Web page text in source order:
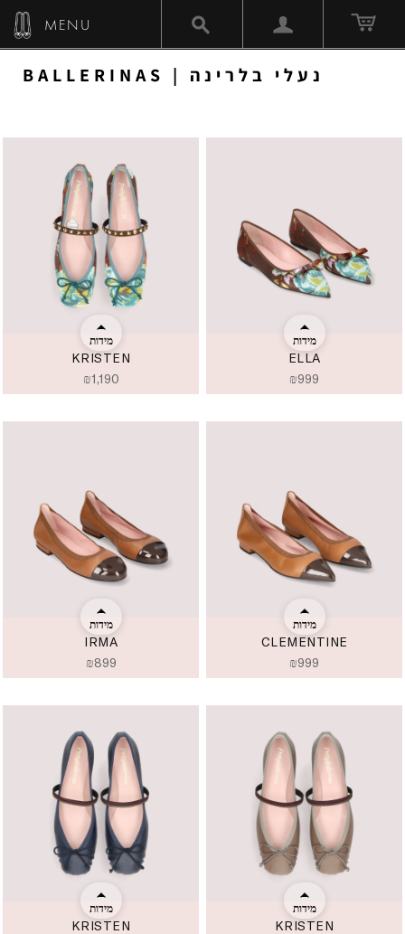
MENU
BALLERINAS | נעלי בלרינה
KRISTEN
₪1,190
מידות
ELLA
₪999
מידות
IRMA
₪899
מידות
CLEMENTINE
₪999
מידות
KRISTEN
מידות
KRISTEN
מידות